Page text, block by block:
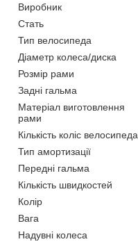
Виробник
Стать
Тип велосипеда
Діаметр колеса/диска
Розмір рами
Задні гальма
Матеріал виготовлення
рами
Кількість коліс велосипеда
Тип амортизації
Передні гальма
Кількість швидкостей
Колір
Вага
Надувні колеса